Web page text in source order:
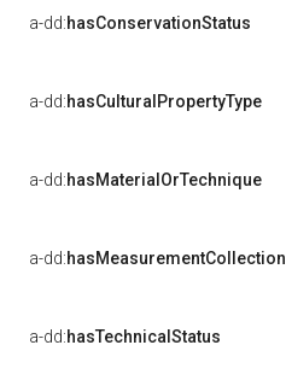
a-dd:hasConservationStatus
a-dd:hasCulturalPropertyType
a-dd:hasMaterialOrTechnique
a-dd:hasMeasurementCollection
a-dd:hasTechnicalStatus